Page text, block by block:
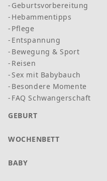
Geburtsvorbereitung
Hebammentipps
Pflege
Entspannung
Bewegung & Sport
Reisen
Sex mit Babybauch
Besondere Momente
FAQ Schwangerschaft
GEBURT
WOCHENBETT
BABY